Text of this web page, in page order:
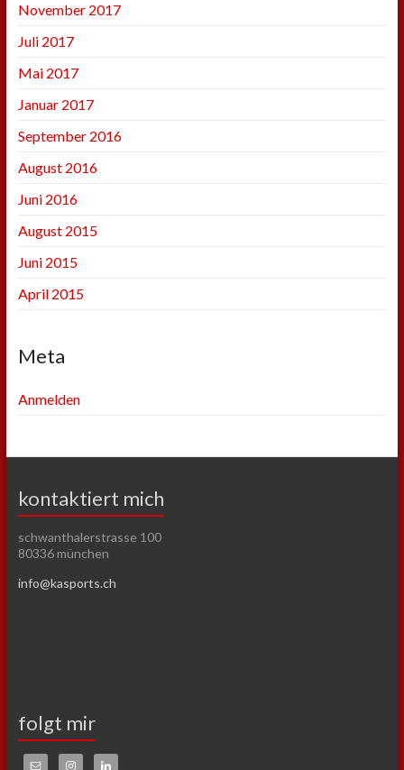
November 2017
Juli 2017
Mai 2017
Januar 2017
September 2016
August 2016
Juni 2016
August 2015
Juni 2015
April 2015
Meta
Anmelden
kontaktiert mich
schwanthalerstrasse 100
80336 münchen
info@kasports.ch
folgt mir